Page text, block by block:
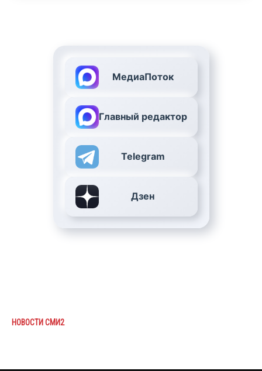
МедиаПоток
Главный редактор
Telegram
Дзен
НОВОСТИ СМИ2